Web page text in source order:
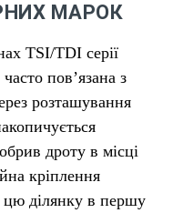
МАРОК
TSI/TDI серії
пов’язана з
розташування
дроту в місці
кріплення
цю ділянку в першу